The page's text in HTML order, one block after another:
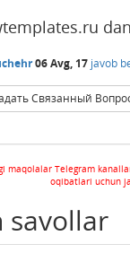
06 Avg, 17 javob
Связанный
maqolalar Telegram
oqibatlari uchun
savollar